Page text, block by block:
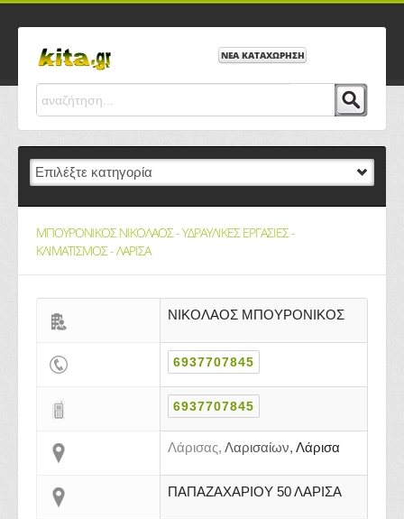
ΝΕΑ ΚΑΤΑΧΩΡΗΣΗ
ΜΠΟΥΡΟΝΙΚΟΣ ΝΙΚΟΛΑΟΣ - ΥΔΡΑΥΛΙΚΕΣ ΕΡΓΑΣΙΕΣ -
ΚΛΙΜΑΤΙΣΜΟΣ - ΛΑΡΙΣΑ
ΝΙΚΟΛΑΟΣ ΜΠΟΥΡΟΝΙΚΟΣ
6937707845
6937707845
Λάρισας, Λαρισαίων, Λάρισα
ΠΑΠΑΖΑΧΑΡΙΟΥ 50 ΛΑΡΙΣΑ